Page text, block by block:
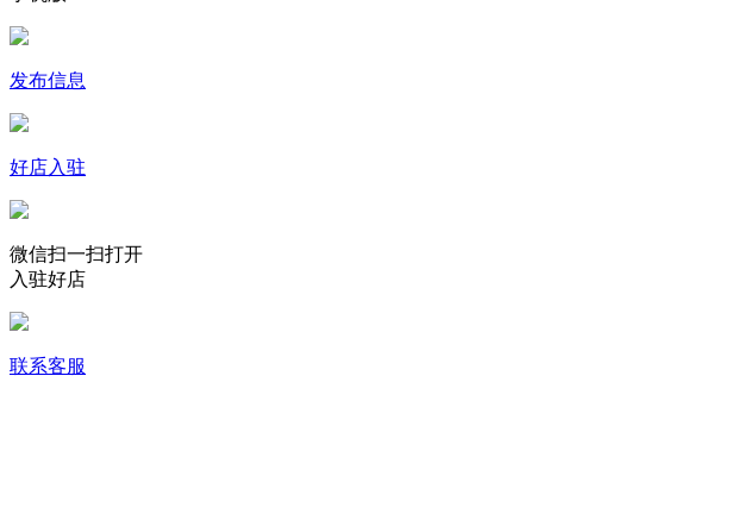
发布信息
好店入驻
微信扫一扫打开
入驻好店
联系客服